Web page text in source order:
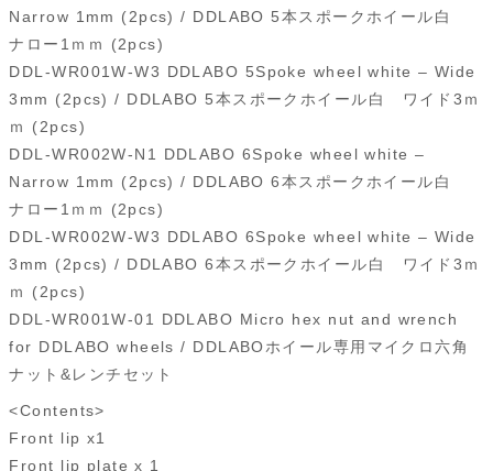
Narrow 1mm (2pcs) / DDLABO 5本スポークホイール白
ナロー1ｍｍ (2pcs)
DDL-WR001W-W3 DDLABO 5Spoke wheel white – Wide
3mm (2pcs) / DDLABO 5本スポークホイール白 ワイド3ｍ
ｍ (2pcs)
DDL-WR002W-N1 DDLABO 6Spoke wheel white –
Narrow 1mm (2pcs) / DDLABO 6本スポークホイール白
ナロー1ｍｍ (2pcs)
DDL-WR002W-W3 DDLABO 6Spoke wheel white – Wide
3mm (2pcs) / DDLABO 6本スポークホイール白 ワイド3ｍ
ｍ (2pcs)
DDL-WR001W-01 DDLABO Micro hex nut and wrench
for DDLABO wheels / DDLABOホイール専用マイクロ六角
ナット&レンチセット
<Contents>
Front lip x1
Front lip plate x 1